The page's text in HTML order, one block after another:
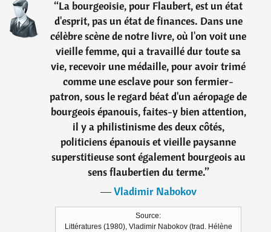
“La bourgeoisie, pour Flaubert, est un état
d'esprit, pas un état de finances. Dans une
célèbre scène de notre livre, où l'on voit une
vieille femme, qui a travaillé dur toute sa
vie, recevoir une médaille, pour avoir trimé
comme une esclave pour son fermier-
patron, sous le regard béat d'un aéropage de
bourgeois épanouis, faites-y bien attention,
il y a philistinisme des deux côtés,
politiciens épanouis et vieille paysanne
superstitieuse sont également bourgeois au
sens flaubertien du terme.”
―Vladimir Nabokov
Source:
Littératures (1980), Vladimir Nabokov (trad. Hélène